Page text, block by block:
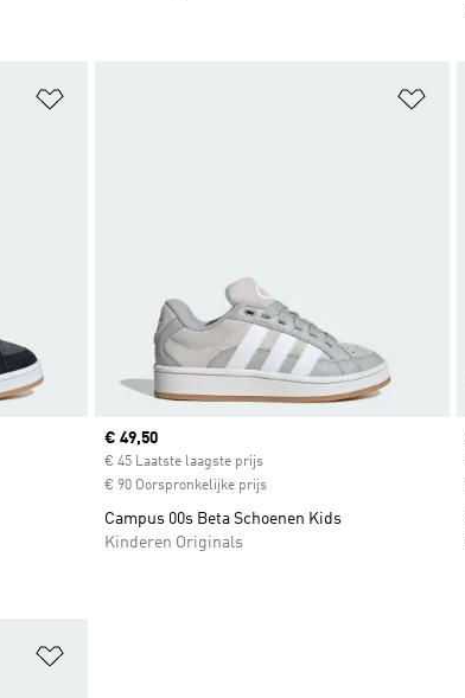
Current price
€ 49,50
€ 45 Laatste laagste prijs
€ 90 Oorspronkelijke prijs
Campus 00s Beta Schoenen Kids
Kinderen Originals